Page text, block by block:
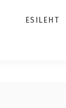
ESILEHT